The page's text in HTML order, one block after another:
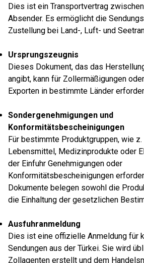
Dies ist ein Transportvertrag
Absender. Es ermöglicht die
Zustellung bei Land-, Luft- und
Ursprungszeugnis
Dieses Dokument, das das
angibt, kann für Zollermäßigungen
Exporten in bestimmte Länder
Sondergenehmigungen und
Konformitätsbescheinigungen
Für bestimmte Produktgruppen, wie z.
Lebensmittel, Medizinprodukte oder
der Einfuhr Genehmigungen oder
Konformitätsbescheinigungen
Dokumente belegen sowohl die
die Einhaltung der gesetzlichen
Ausfuhranmeldung
Dies ist eine offizielle Anmeldung für
Sendungen aus der Türkei. Sie wird
Zollagenten erstellt und dem